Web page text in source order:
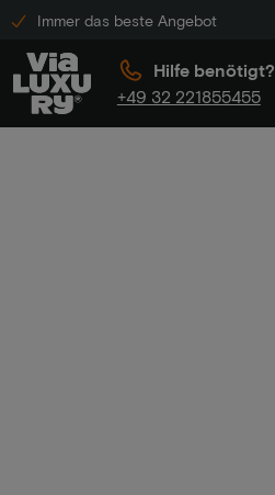
Immer das beste Angebot
Hilfe benötigt?
+49 32 221855455